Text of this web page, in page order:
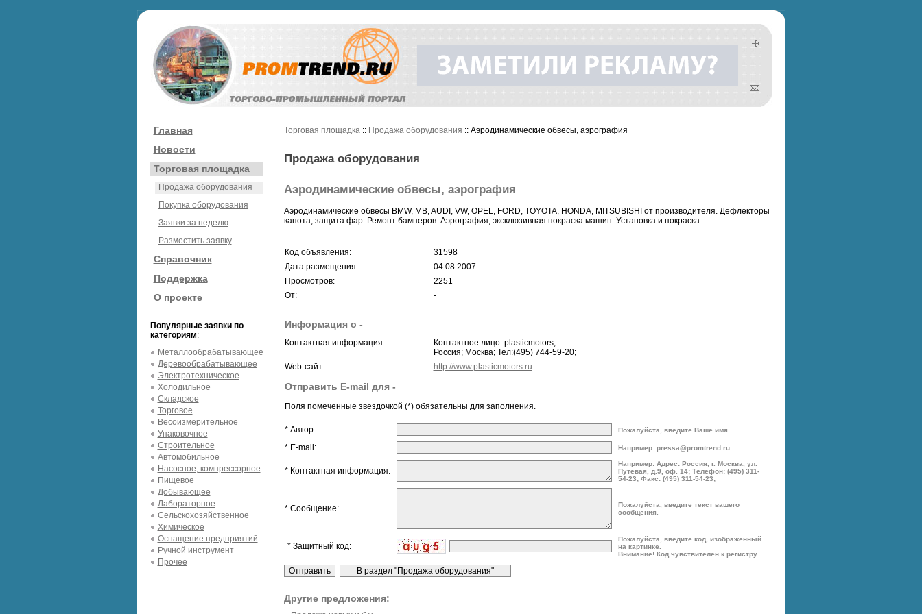
Главная
Новости
Торговая площадка
Продажа оборудования
Покупка оборудования
Заявки за неделю
Разместить заявку
Справочник
Поддержка
О проекте
Популярные заявки по
категориям:
Металлообрабатывающее
Деревообрабатывающее
Электротехническое
Холодильное
Складское
Торговое
Весоизмерительное
Упаковочное
Строительное
Автомобильное
Насосное, компрессорное
Пищевое
Добывающее
Лабораторное
Сельскохозяйственное
Химическое
Оснащение предприятий
Ручной инструмент
Прочее
Торговая площадка:: Продажа оборудования :: Аэродинамические обвесы, аэрография
Продажа оборудования
Аэродинамические обвесы, аэрография
Аэродинамические обвесы BMW, MB, AUDI, VW, OPEL, FORD, TOYOTA, HONDA, MITSUBISHI от производителя. Дефлекторы
капота, защита фар. Ремонт бамперов. Аэрография, эксклюзивная покраска машин. Установка и покраска
Код объявления:
31598
Дата размещения:
04.08.2007
Просмотров:
2251
От:
-
Информация о -
Контактная информация:
Контактное лицо: plasticmotors;
Россия; Москва; Тел:(495) 744-59-20;
Web-сайт:
http://www.plasticmotors.ru
Отправить E-mail для -
Поля помеченные звездочкой (*) обязательны для заполнения.
* Автор: Пожалуйста, введите Ваше имя.
* E-mail: Например: pressa@promtrend.ru
* Контактная информация:
Например: Адрес: Россия, г. Москва, ул.
Путевая, д.9, оф. 14; Телефон: (495) 311-
54-23; Факс: (495) 311-54-23;
* Сообщение:
Пожалуйста, введите текст вашего
сообщения.
* Защитный код:
Пожалуйста, введите код, изображённый
на картинке.
Внимание! Код чувствителен к регистру.
Другие предложения: